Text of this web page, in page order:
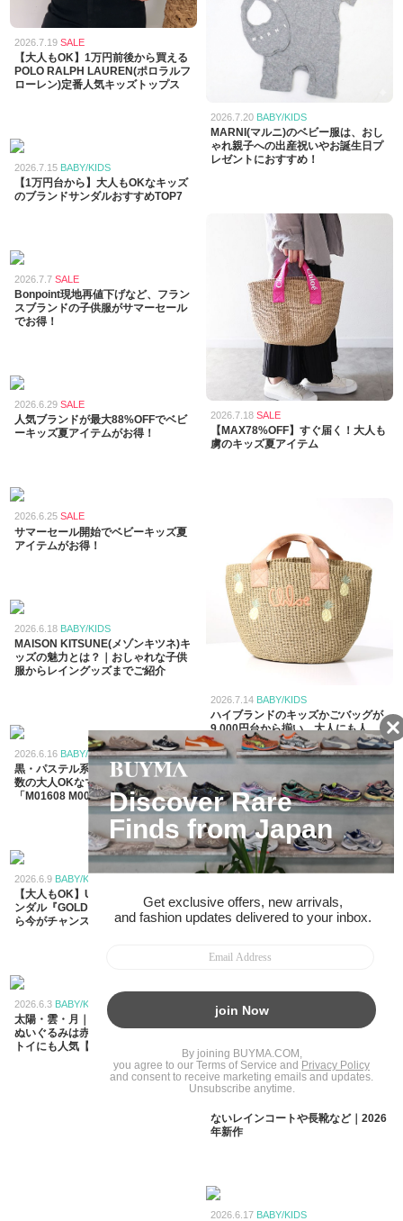
2026.7.19SALE
【大人もOK】1万円前後から買える
POLO RALPH LAUREN(ポロラルフ
ローレン)定番人気キッズトップス
2026.7.15 BABY/KIDS
【1万円台から】大人もOKなキッズ
のブランドサンダルおすすめTOP7
2026.7.7SALE
Bonpoint現地再値下げなど、フラン
スブランドの子供服がサマーセール
でお得！
2026.6.29SALE
人気ブランドが最大88%OFFでベビ
ーキッズ夏アイテムがお得！
2026.6.25SALE
サマーセール開始でベビーキッズ夏
アイテムがお得！
2026.6.18 BABY/KIDS
MAISON KITSUNE(メゾンキツネ)キ
ッズの魅力とは？｜おしゃれな子供
服からレイングッズまでご紹介
2026.6.16 BABY/KIDS
黒・パステル系も人気！指名買い多
数の大人OKなマルニキッズバッグ
「M01608 M00TK」
2026.6.9 BABY/KIDS
【大人もOK】UGGの厚底キッズサ
ンダル『GOLDENGLOW』を買うな
ら今がチャンス！
2026.6.3 BABY/KIDS
太陽・雲・月｜ジェリーキャットの
ぬいぐるみは赤ちゃんのファースト
トイにも人気【2026年】
2026.7.20 BABY/KIDS
MARNI(マルニ)のベビー服は、おし
ゃれ親子への出産祝いやお誕生日プ
レゼントにおすすめ！
2026.7.18 SALE
【MAX78%OFF】すぐ届く！大人も
虜のキッズ夏アイテム
2026.7.14 BABY/KIDS
ハイブランドのキッズかごバッグが
9,000円台から揃い、大人にも人
気！【2026年最新版】
2026.7.5 BABY/KIDS
MONCLERキッズのレインジャケッ
トは大人もOK｜2026年新作
「MANOLYA」に熱視線集中♪
ンクの抱っこ紐・ベビーカーが可愛
すぎる
2026.6.21BABY/KIDS
ないレインコートや長靴など｜2026
年新作
2026.6.17 BABY/KIDS